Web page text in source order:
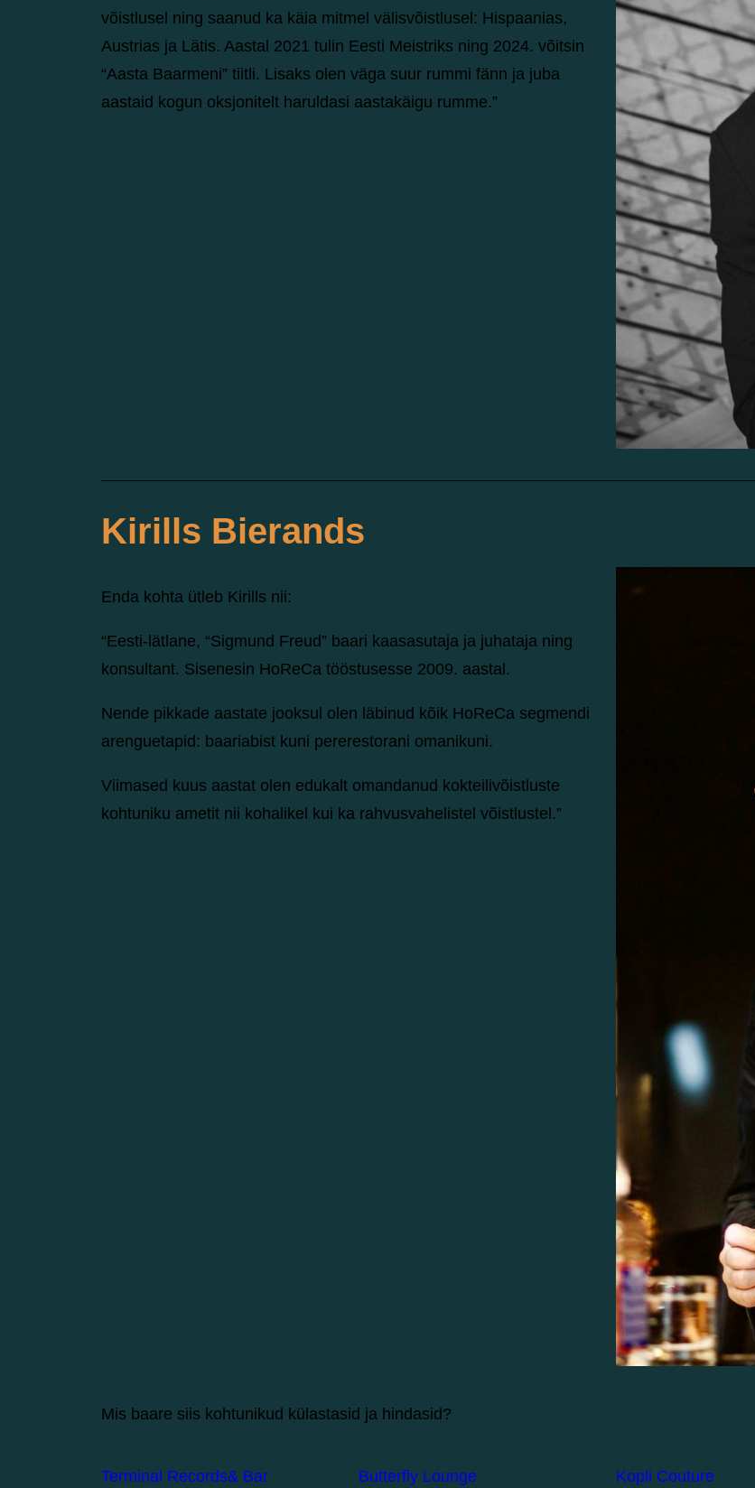
võistlusel ning saanud ka käia mitmel välisvõistlusel: Hispaanias,
Austrias ja Lätis. Aastal 2021 tulin Eesti Meistriks ning 2024. võitsin
“Aasta Baarmeni” tiitli. Lisaks olen väga suur rummi fänn ja juba
aastaid kogun oksjonitelt haruldasi aastakäigu rumme.”
Kirills Bierands
Enda kohta ütleb Kirills nii:
“Eesti-lätlane, “Sigmund Freud” baari kaasasutaja ja juhataja ning
konsultant. Sisenesin HoReCa tööstusesse 2009. aastal.
Nende pikkade aastate jooksul olen läbinud kõik HoReCa segmendi
arenguetapid: baariabist kuni pererestorani omanikuni.
Viimased kuus aastat olen edukalt omandanud kokteilivõistluste
kohtuniku ametit nii kohalikel kui ka rahvusvahelistel võistlustel.”
Mis baare siis kohtunikud külastasid ja hindasid?
Terminal Records& Bar Butterfly Lounge Kopli Couture